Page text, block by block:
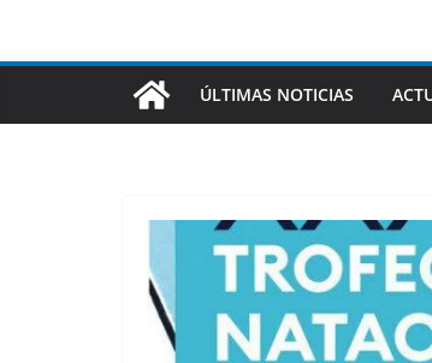
ÚLTIMAS NOTICIAS